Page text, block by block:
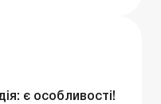
є особливості!